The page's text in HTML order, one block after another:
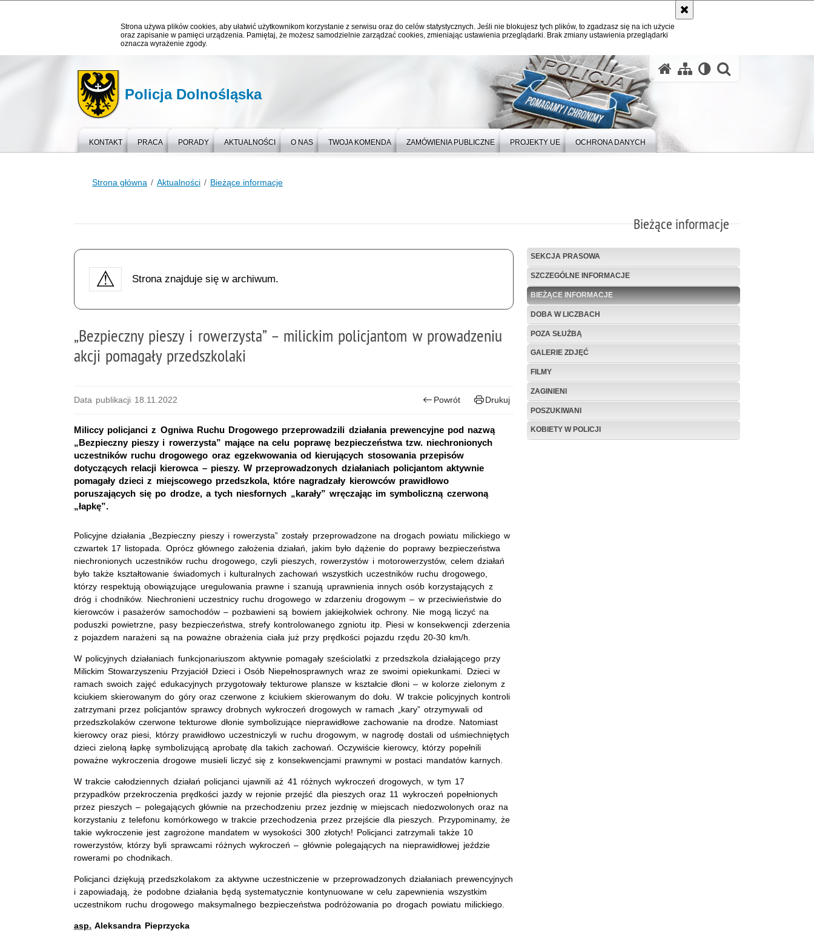
Strona używa plików cookies, aby ułatwić użytkownikom korzystanie z serwisu oraz do celów statystycznych. Jeśli nie blokujesz tych plików, to zgadzasz się na ich użycie
oraz zapisanie w pamięci urządzenia. Pamiętaj, że możesz samodzielnie zarządzać cookies, zmieniając ustawienia przeglądarki. Brak zmiany ustawienia przeglądarki
oznacza wyrażenie zgody.
Policja Dolnośląska
KONTAKT PRACA PORADY AKTUALNOŚCI O NAS TWOJA KOMENDA ZAMÓWIENIA PUBLICZNE PROJEKTY UE OCHRONA DANYCH
Strona główna Aktualności Bieżące informacje
Bieżące informacje
Strona znajduje się w archiwum.
„Bezpieczny pieszy i rowerzysta” – milickim policjantom w prowadzeniu
akcji pomagały przedszkolaki
Data publikacji 18.11.2022 Powrót Drukuj
Miliccy policjanci z Ogniwa Ruchu Drogowego przeprowadzili działania prewencyjne pod nazwą
„Bezpieczny pieszy i rowerzysta” mające na celu poprawę bezpieczeństwa tzw. niechronionych
uczestników ruchu drogowego oraz egzekwowania od kierujących stosowania przepisów
dotyczących relacji kierowca – pieszy. W przeprowadzonych działaniach policjantom aktywnie
pomagały dzieci z miejscowego przedszkola, które nagradzały kierowców prawidłowo
poruszających się po drodze, a tych niesfornych „karały” wręczając im symboliczną czerwoną
„łapkę”.
Policyjne działania „Bezpieczny pieszy i rowerzysta” zostały przeprowadzone na drogach powiatu milickiego w
czwartek 17 listopada. Oprócz głównego założenia działań, jakim było dążenie do poprawy bezpieczeństwa
niechronionych uczestników ruchu drogowego, czyli pieszych, rowerzystów i motorowerzystów, celem działań
było także kształtowanie świadomych i kulturalnych zachowań wszystkich uczestników ruchu drogowego,
którzy respektują obowiązujące uregulowania prawne i szanują uprawnienia innych osób korzystających z
dróg i chodników. Niechronieni uczestnicy ruchu drogowego w zdarzeniu drogowym – w przeciwieństwie do
kierowców i pasażerów samochodów – pozbawieni są bowiem jakiejkolwiek ochrony. Nie mogą liczyć na
poduszki powietrzne, pasy bezpieczeństwa, strefy kontrolowanego zgniotu itp. Piesi w konsekwencji zderzenia
z pojazdem narażeni są na poważne obrażenia ciała już przy prędkości pojazdu rzędu 20-30 km/h.
W policyjnych działaniach funkcjonariuszom aktywnie pomagały sześciolatki z przedszkola działającego przy
Milickim Stowarzyszeniu Przyjaciół Dzieci i Osób Niepełnosprawnych wraz ze swoimi opiekunkami. Dzieci w
ramach swoich zajęć edukacyjnych przygotowały tekturowe plansze w kształcie dłoni – w kolorze zielonym z
kciukiem skierowanym do góry oraz czerwone z kciukiem skierowanym do dołu. W trakcie policyjnych kontroli
zatrzymani przez policjantów sprawcy drobnych wykroczeń drogowych w ramach „kary” otrzymywali od
przedszkolaków czerwone tekturowe dłonie symbolizujące nieprawidłowe zachowanie na drodze. Natomiast
kierowcy oraz piesi, którzy prawidłowo uczestniczyli w ruchu drogowym, w nagrodę dostali od uśmiechniętych
dzieci zieloną łapkę symbolizującą aprobatę dla takich zachowań. Oczywiście kierowcy, którzy popełnili
poważne wykroczenia drogowe musieli liczyć się z konsekwencjami prawnymi w postaci mandatów karnych.
W trakcie całodziennych działań policjanci ujawnili aż 41 różnych wykroczeń drogowych, w tym 17
przypadków przekroczenia prędkości jazdy w rejonie przejść dla pieszych oraz 11 wykroczeń popełnionych
przez pieszych – polegających głównie na przechodzeniu przez jezdnię w miejscach niedozwolonych oraz na
korzystaniu z telefonu komórkowego w trakcie przechodzenia przez przejście dla pieszych. Przypominamy, że
takie wykroczenie jest zagrożone mandatem w wysokości 300 złotych! Policjanci zatrzymali także 10
rowerzystów, którzy byli sprawcami różnych wykroczeń – głównie polegających na nieprawidłowej jeździe
rowerami po chodnikach.
Policjanci dziękują przedszkolakom za aktywne uczestniczenie w przeprowadzonych działaniach prewencyjnych
i zapowiadają, że podobne działania będą systematycznie kontynuowane w celu zapewnienia wszystkim
uczestnikom ruchu drogowego maksymalnego bezpieczeństwa podróżowania po drogach powiatu milickiego.
asp. Aleksandra Pieprzycka
SEKCJA PRASOWA
SZCZEGÓLNE INFORMACJE
BIEŻĄCE INFORMACJE
DOBA W LICZBACH
POZA SŁUŻBĄ
GALERIE ZDJĘĆ
FILMY
ZAGINIENI
POSZUKIWANI
KOBIETY W POLICJI